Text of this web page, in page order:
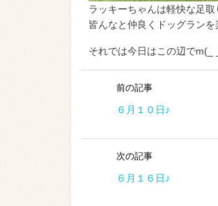
ラッキーちゃんは軽快な足取
皆んなと仲良くドッグラン
それでは今日はこの辺でm(_
前の記事
６月１０日♪
次の記事
６月１６日♪